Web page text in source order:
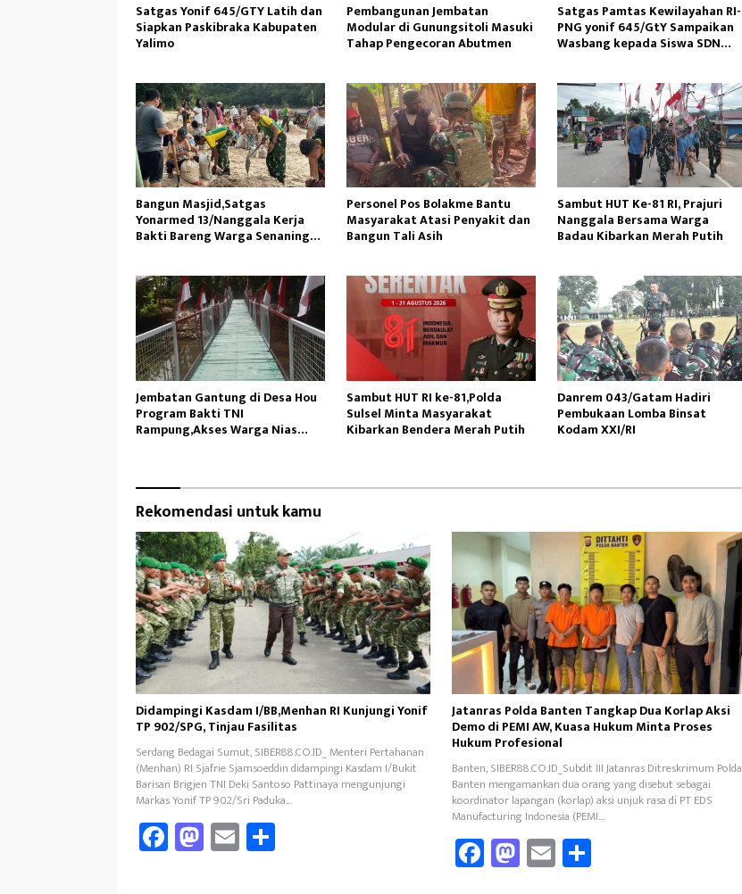
Satgas Yonif 645/GTY Latih dan
Siapkan Paskibraka Kabupaten
Yalimo
Pembangunan Jembatan
Modular di Gunungsitoli Masuki
Tahap Pengecoran Abutmen
Satgas Pamtas Kewilayahan RI-
PNG yonif 645/GtY Sampaikan
Wasbang kepada Siswa SDN
Bangun Masjid,Satgas
Yonarmed 13/Nanggala Kerja
Bakti Bareng Warga Senaning
Personel Pos Bolakme Bantu
Masyarakat Atasi Penyakit dan
Bangun Tali Asih
Sambut HUT Ke-81 RI, Prajuri
Nanggala Bersama Warga
Badau Kibarkan Merah Putih
Jembatan Gantung di Desa Hou
Program Bakti TNI
Rampung,Akses Warga Nias
Sambut HUT RI ke-81,Polda
Sulsel Minta Masyarakat
Kibarkan Bendera Merah Putih
Danrem 043/Gatam Hadiri
Pembukaan Lomba Binsat
Kodam XXI/RI
Rekomendasi untuk kamu
Didampingi Kasdam I/BB,Menhan RI Kunjungi Yonif
TP 902/SPG, Tinjau Fasilitas
Serdang Bedagai Sumut, SIBER88.CO.ID_ Menteri Pertahanan
(Menhan) RI Sjafrie Sjamsoeddin didampingi Kasdam I/Bukit
Barisan Brigjen TNI Deki Santoso Pattinaya mengunjungi
Markas Yonif TP 902/Sri Paduka…
Fa
ce
M
as
E
m
Jatanras Polda Banten Tangkap Dua Korlap Aksi
Demo di PEMI AW, Kuasa Hukum Minta Proses
Hukum Profesional
Banten, SIBER88.CO.ID_Subdit III Jatanras Ditreskrimum Polda
Banten mengamankan dua orang yang disebut sebagai
koordinator lapangan (korlap) aksi unjuk rasa di PT EDS
Manufacturing Indonesia (PEMI…
Fa
ce
M
as
E
m
Sh
ar